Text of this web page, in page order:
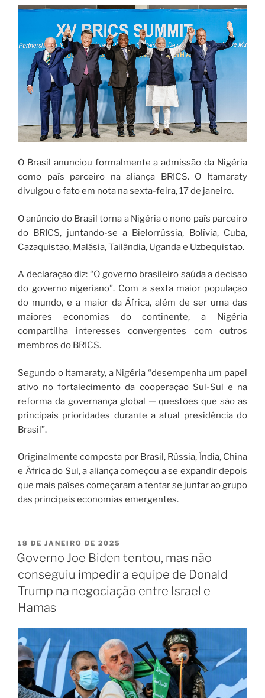
O Brasil anunciou formalmente a admissão da Nigéria
como país parceiro na aliança BRICS. O Itamaraty
divulgou o fato em nota na sexta-feira, 17 de janeiro.
O anúncio do Brasil torna a Nigéria o nono país parceiro
do BRICS, juntando-se a Bielorrússia, Bolívia, Cuba,
Cazaquistão, Malásia, Tailândia, Uganda e Uzbequistão.
A declaração diz: “O governo brasileiro saúda a decisão
do governo nigeriano”. Com a sexta maior população
do mundo, e a maior da África, além de ser uma das
maiores economias do continente, a Nigéria
compartilha interesses convergentes com outros
membros do BRICS.
Segundo o Itamaraty, a Nigéria “desempenha um papel
ativo no fortalecimento da cooperação Sul-Sul e na
reforma da governança global — questões que são as
principais prioridades durante a atual presidência do
Brasil”.
Originalmente composta por Brasil, Rússia, Índia, China
e África do Sul, a aliança começou a se expandir depois
que mais países começaram a tentar se juntar ao grupo
das principais economias emergentes.
18 DE JANEIRO DE 2025
Governo Joe Biden tentou, mas não
conseguiu impedir a equipe de Donald
Trump na negociação entre Israel e
Hamas